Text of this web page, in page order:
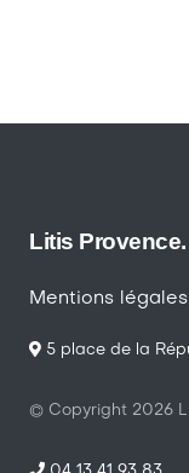
Litis Provence.
Mentions légales
5 place de la
© Copyright 2026